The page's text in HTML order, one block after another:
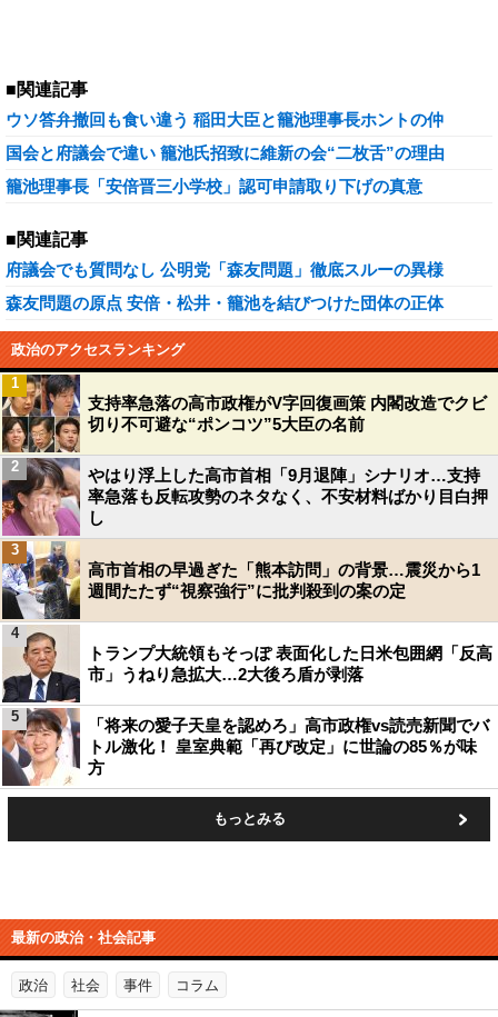
■関連記事
ウソ答弁撤回も食い違う 稲田大臣と籠池理事長ホントの仲
国会と府議会で違い 籠池氏招致に維新の会“二枚舌”の理由
籠池理事長「安倍晋三小学校」認可申請取り下げの真意
■関連記事
府議会でも質問なし 公明党「森友問題」徹底スルーの異様
森友問題の原点 安倍・松井・籠池を結びつけた団体の正体
政治のアクセスランキング
支持率急落の高市政権がV字回復画策 内閣改造でクビ
切り不可避な“ポンコツ”5大臣の名前
1
やはり浮上した高市首相「9月退陣」シナリオ…支持
率急落も反転攻勢のネタなく、不安材料ばかり目白押
し
2
高市首相の早過ぎた「熊本訪問」の背景…震災から1
週間たたず“視察強行”に批判殺到の案の定
3
トランプ大統領もそっぽ 表面化した日米包囲網「反高
市」うねり急拡大…2大後ろ盾が剥落
4
「将来の愛子天皇を認めろ」高市政権vs読売新聞でバ
トル激化！ 皇室典範「再び改定」に世論の85％が味
方
5
もっとみる
最新の政治・社会記事
政治 社会 事件 コラム